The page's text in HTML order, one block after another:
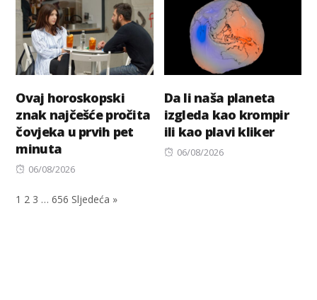
Ovaj horoskopski
znak najčešće pročita
čovjeka u prvih pet
minuta
Posted
06/08/2026
Da li naša planeta
izgleda kao krompir
ili kao plavi kliker
Posted
06/08/2026
1 2 3 … 656 Sljedeća »